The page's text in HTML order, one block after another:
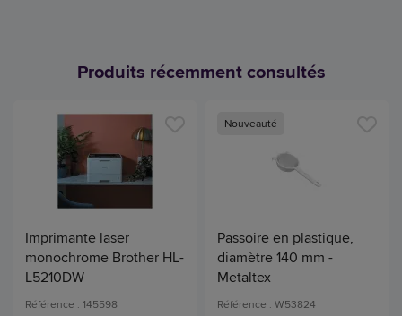
Produits récemment consultés
Imprimante laser
monochrome Brother HL-
L5210DW
Référence : 145598
Nouveauté
Passoire en plastique,
diamètre 140 mm -
Metaltex
Référence : W53824